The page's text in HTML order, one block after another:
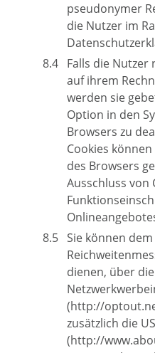
pseudonymer
die Nutzer im
Falls die Nutzer
auf ihrem
werden sie
Option in den
Browsers zu
Cookies
des Browsers
Ausschluss von
Sie können
dienen, über
(http://
zusätzlich die
(http://